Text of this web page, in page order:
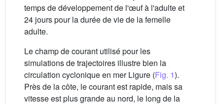
temps de développement de l'œuf à l'adulte et
24 jours pour la durée de vie de la femelle
adulte.
Le champ de courant utilisé pour les
simulations de trajectoires illustre bien la
circulation cyclonique en mer Ligure (Fig. 1).
Près de la côte, le courant est rapide, mais sa
vitesse est plus grande au nord, le long de la